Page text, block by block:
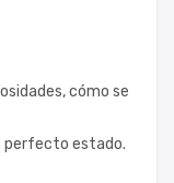
cómo se
perfecto estado.